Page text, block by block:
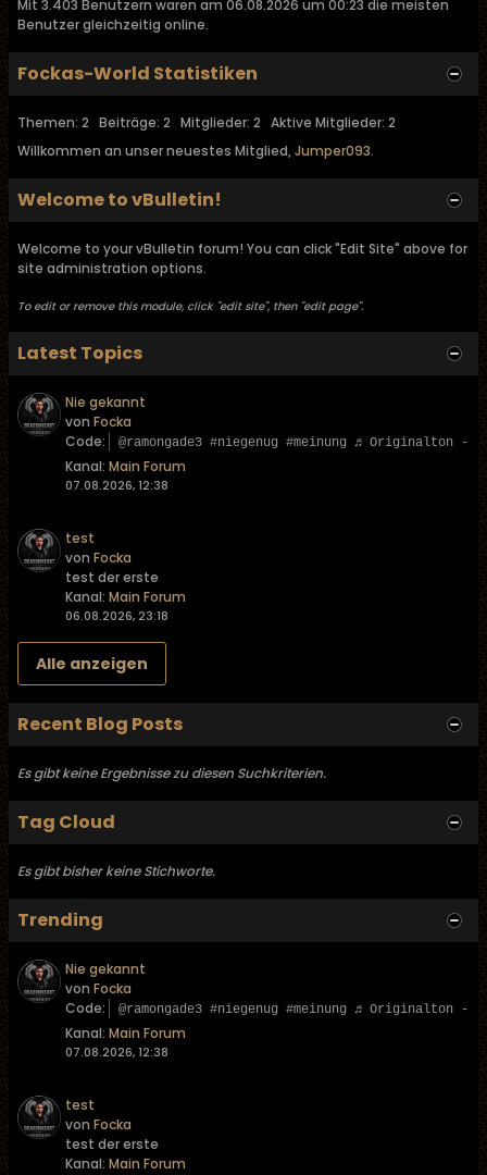
Mit 3.403 Benutzern waren am 06.08.2026 um 00:23 die meisten
Benutzer gleichzeitig online.
Fockas-World Statistiken
Themen: 2 Beiträge: 2 Mitglieder: 2 Aktive Mitglieder: 2
Willkommen an unser neuestes Mitglied,Jumper093.
Welcome to vBulletin!
Welcome to your vBulletin forum! You can click "Edit Site" above for
site administration options.
To edit or remove this module, click "edit site", then "edit page".
Latest Topics
Nie gekannt
von Focka
Code:
@ramongade3 #niegenug #meinung ♬ Originalton -
Kanal: Main Forum
07.08.2026, 12:38
test
von Focka
test der erste
Kanal: Main Forum
06.08.2026, 23:18
Alle anzeigen
Recent Blog Posts
Es gibt keine Ergebnisse zu diesen Suchkriterien.
Tag Cloud
Es gibt bisher keine Stichworte.
Trending
Nie gekannt
von Focka
Code:
@ramongade3 #niegenug #meinung ♬ Originalton -
Kanal: Main Forum
07.08.2026, 12:38
test
von Focka
test der erste
Kanal: Main Forum